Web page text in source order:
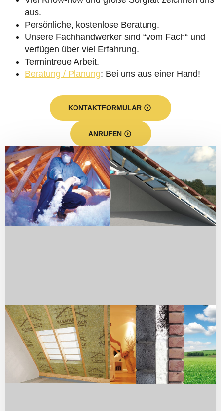
aus.
Persönliche, kostenlose Beratung.
Unsere Fachhandwerker sind “vom Fach“ und
verfügen über viel Erfahrung.
Termintreue Arbeit.
Beratung / Planung: Bei uns aus einer Hand!
KONTAKTFORMULAR
ANRUFEN